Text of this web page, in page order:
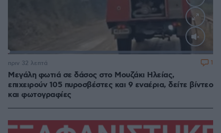
Loaded:
Μεγάλη φωτιά σε δάσος στο Μουζάκι Ηλείας,
επιχειρούν 105 πυροσβέστες και 9 εναέρια, δείτε βίντεο
και φωτογραφίες
πριν 32 λεπτά 1